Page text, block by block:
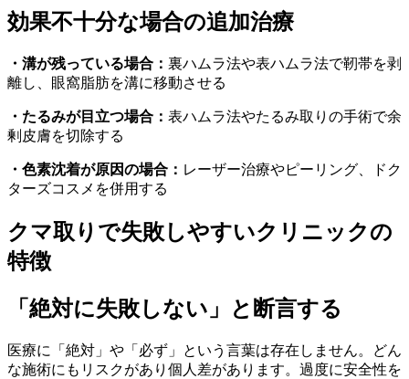
効果不十分な場合の追加治療
・溝が残っている場合： 裏ハムラ法や表ハムラ法で靭帯を剥
離し、眼窩脂肪を溝に移動させる
・たるみが目立つ場合： 表ハムラ法やたるみ取りの手術で余
剰皮膚を切除する
・色素沈着が原因の場合： レーザー治療やピーリング、ドク
ターズコスメを併用する
クマ取りで失敗しやすいクリニックの
特徴
「絶対に失敗しない」と断言する
医療に「絶対」や「必ず」という言葉は存在しません。どん
な施術にもリスクがあり個人差があります。過度に安全性を